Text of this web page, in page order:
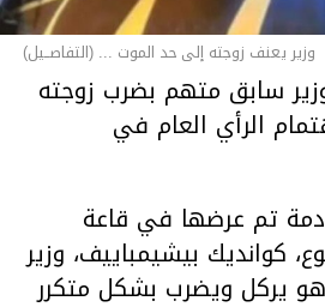
وزير يعنف زوجته إلى حد الموت ... (التفاصــيل)
سابق متهم بضرب زوجته
الرأي العام في
تم عرضها في قاعة
كوانديك بيشيمباييف، وزير
يركل ويضرب بشكل متكرر